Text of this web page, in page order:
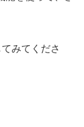
みてくださ